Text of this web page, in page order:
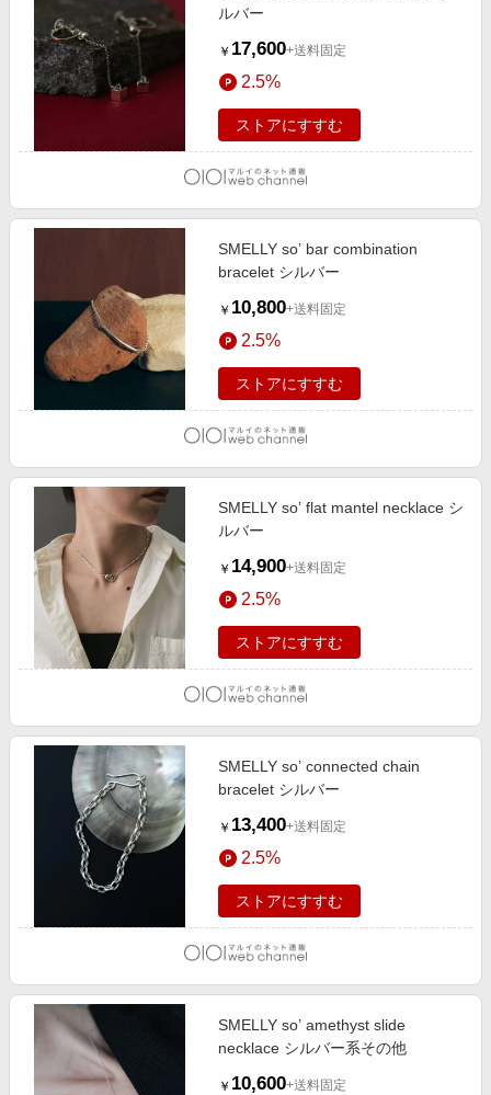
ルバー
￥ 17,600+送料固定
2.5%
ストアにすすむ
SMELLY so’ bar combination
bracelet シルバー
￥ 10,800+送料固定
2.5%
ストアにすすむ
SMELLY so’ flat mantel necklace シ
ルバー
￥ 14,900+送料固定
2.5%
ストアにすすむ
SMELLY so’ connected chain
bracelet シルバー
￥ 13,400+送料固定
2.5%
ストアにすすむ
SMELLY so’ amethyst slide
necklace シルバー系その他
￥ 10,600+送料固定